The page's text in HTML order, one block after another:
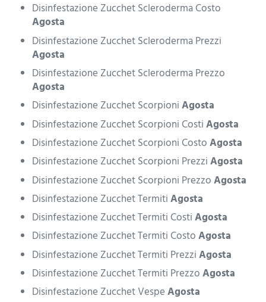
Disinfestazione Zucchet Scleroderma Costo
Agosta
Disinfestazione Zucchet Scleroderma Prezzi
Agosta
Disinfestazione Zucchet Scleroderma Prezzo
Agosta
Disinfestazione Zucchet ScorpioniAgosta
Disinfestazione Zucchet Scorpioni CostiAgosta
Disinfestazione Zucchet Scorpioni CostoAgosta
Disinfestazione Zucchet Scorpioni PrezziAgosta
Disinfestazione Zucchet Scorpioni PrezzoAgosta
Disinfestazione Zucchet TermitiAgosta
Disinfestazione Zucchet Termiti CostiAgosta
Disinfestazione Zucchet Termiti CostoAgosta
Disinfestazione Zucchet Termiti PrezziAgosta
Disinfestazione Zucchet Termiti PrezzoAgosta
Disinfestazione Zucchet VespeAgosta